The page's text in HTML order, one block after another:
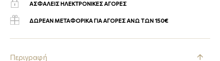
ΑΣΦΑΛΕΙΣ ΗΛΕΚΤΡΟΝΙΚΕΣ ΑΓΟΡΕΣ
ΔΩΡΕΑΝ ΜΕΤΑΦΟΡΙΚΑ ΓΙΑ ΑΓΟΡΕΣ ΑΝΩ ΤΩΝ 150€
Περιγραφή